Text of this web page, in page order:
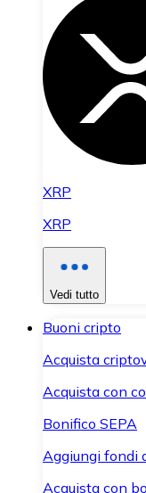
XRP
XRP
Vedi tutto
Buoni cripto
Acquista
Acquista con
Bonifico SEPA
Aggiungi fondi
Acquista con